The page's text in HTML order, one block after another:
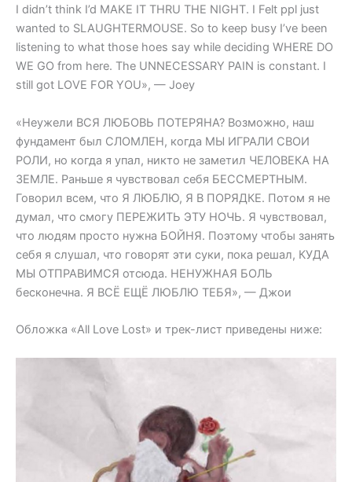
I didn’t think I’d MAKE IT THRU THE NIGHT. I Felt ppl just
wanted to SLAUGHTERMOUSE. So to keep busy I’ve been
listening to what those hoes say while deciding WHERE DO
WE GO from here. The UNNECESSARY PAIN is constant. I
still got LOVE FOR YOU», — Joey
«Неужели ВСЯ ЛЮБОВЬ ПОТЕРЯНА? Возможно, наш
фундамент был СЛОМЛЕН, когда МЫ ИГРАЛИ СВОИ
РОЛИ, но когда я упал, никто не заметил ЧЕЛОВЕКА НА
ЗЕМЛЕ. Раньше я чувствовал себя БЕССМЕРТНЫМ.
Говорил всем, что Я ЛЮБЛЮ, Я В ПОРЯДКЕ. Потом я не
думал, что смогу ПЕРЕЖИТЬ ЭТУ НОЧЬ. Я чувствовал,
что людям просто нужна БОЙНЯ. Поэтому чтобы занять
себя я слушал, что говорят эти суки, пока решал, КУДА
МЫ ОТПРАВИМСЯ отсюда. НЕНУЖНАЯ БОЛЬ
бесконечна. Я ВСЁ ЕЩЁ ЛЮБЛЮ ТЕБЯ», — Джои
Обложка «All Love Lost» и трек-лист приведены ниже: